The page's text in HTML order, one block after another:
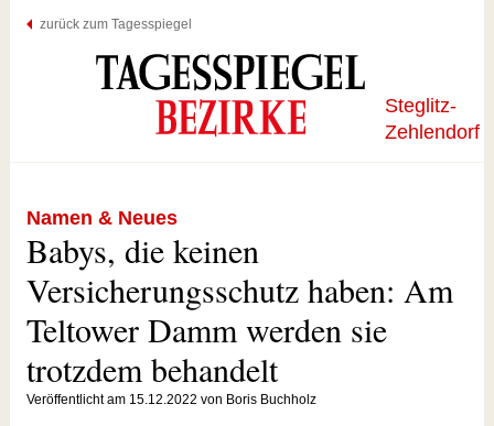
zurück zum Tagesspiegel
Steglitz-
Zehlendorf
Namen & Neues
Babys, die keinen
Versicherungsschutz haben: Am
Teltower Damm werden sie
trotzdem behandelt
Veröffentlicht am 15.12.2022 von Boris Buchholz